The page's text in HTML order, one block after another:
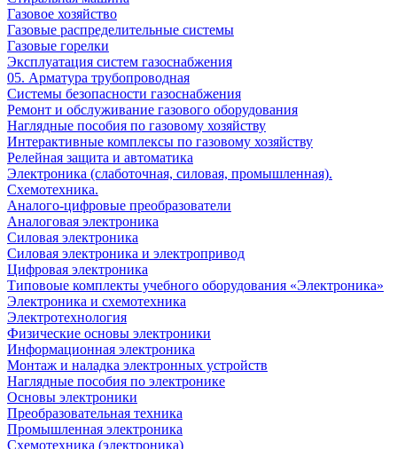
Газовое хозяйство
Газовые распределительные системы
Газовые горелки
Эксплуатация систем газоснабжения
05. Арматура трубопроводная
Системы безопасности газоснабжения
Ремонт и обслуживание газового оборудования
Наглядные пособия по газовому хозяйству
Интерактивные комплексы по газовому хозяйству
Релейная защита и автоматика
Электроника (слаботочная, силовая, промышленная).
Схемотехника.
Аналого-цифровые преобразователи
Аналоговая электроника
Cиловая электроника
Cиловая электроника и электропривод
Цифровая электроника
Типовоые комплекты учебного оборудования «Электроника»
Электроника и схемотехника
Электротехнология
Физические основы электроники
Информационная электроника
Монтаж и наладка электронных устройств
Наглядные пособия по электронике
Основы электроники
Преобразовательная техника
Промышленная электроника
Схемотехника (электроника)